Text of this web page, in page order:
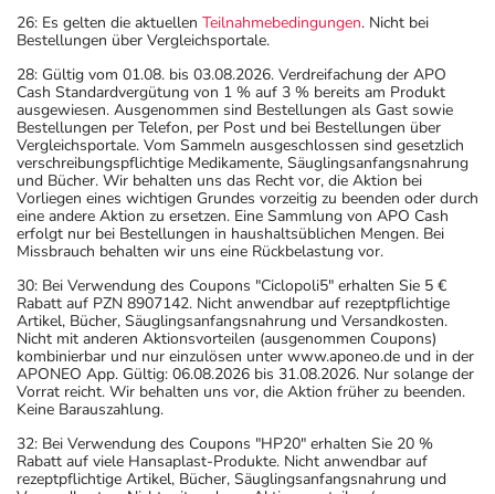
26: Es gelten die aktuellen Teilnahmebedingungen. Nicht bei
Bestellungen über Vergleichsportale.
28: Gültig vom 01.08. bis 03.08.2026. Verdreifachung der APO
Cash Standardvergütung von 1 % auf 3 % bereits am Produkt
ausgewiesen. Ausgenommen sind Bestellungen als Gast sowie
Bestellungen per Telefon, per Post und bei Bestellungen über
Vergleichsportale. Vom Sammeln ausgeschlossen sind gesetzlich
verschreibungspflichtige Medikamente, Säuglingsanfangsnahrung
und Bücher. Wir behalten uns das Recht vor, die Aktion bei
Vorliegen eines wichtigen Grundes vorzeitig zu beenden oder durch
eine andere Aktion zu ersetzen. Eine Sammlung von APO Cash
erfolgt nur bei Bestellungen in haushaltsüblichen Mengen. Bei
Missbrauch behalten wir uns eine Rückbelastung vor.
30: Bei Verwendung des Coupons "Ciclopoli5" erhalten Sie 5 €
Rabatt auf PZN 8907142. Nicht anwendbar auf rezeptpflichtige
Artikel, Bücher, Säuglingsanfangsnahrung und Versandkosten.
Nicht mit anderen Aktionsvorteilen (ausgenommen Coupons)
kombinierbar und nur einzulösen unter www.aponeo.de und in der
APONEO App. Gültig: 06.08.2026 bis 31.08.2026. Nur solange der
Vorrat reicht. Wir behalten uns vor, die Aktion früher zu beenden.
Keine Barauszahlung.
32: Bei Verwendung des Coupons "HP20" erhalten Sie 20 %
Rabatt auf viele Hansaplast-Produkte. Nicht anwendbar auf
rezeptpflichtige Artikel, Bücher, Säuglingsanfangsnahrung und